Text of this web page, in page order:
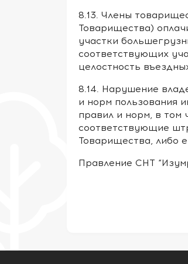
8.13. Члены
Товарищества)
участки
соответствующих
целостность
8.14. Нарушение
и норм пользования
правил и норм, в том
соответствующие
Товарищества, либо
Правление СНТ